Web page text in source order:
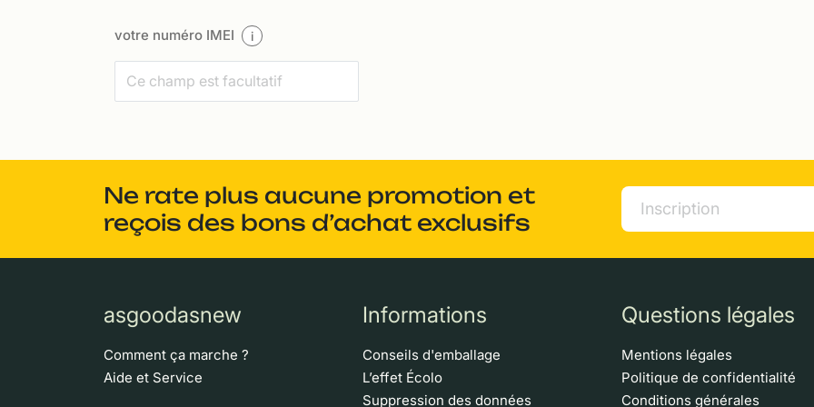
votre numéro IMEI i
Ne rate plus aucune promotion et
reçois des bons d’achat exclusifs
asgoodasnew
Comment ça marche ?
Aide et Service
Informations
Conseils d'emballage
L’effet Écolo
Suppression des données
Questions légales
Mentions légales
Politique de confidentialité
Conditions générales